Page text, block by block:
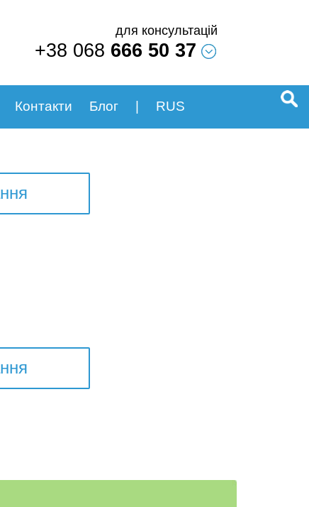
для консультацій
+38 068 666 50 37
Контакти Блог RUS
for: